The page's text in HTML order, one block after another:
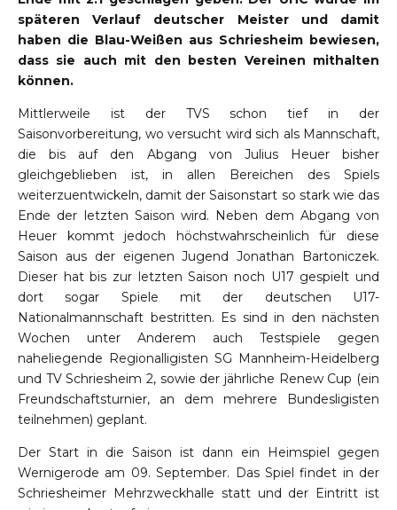
späteren Verlauf deutscher Meister und damit
haben die Blau-Weißen aus Schriesheim bewiesen,
dass sie auch mit den besten Vereinen mithalten
können.
Mittlerweile ist der TVS schon tief in der
Saisonvorbereitung, wo versucht wird sich als Mannschaft,
die bis auf den Abgang von Julius Heuer bisher
gleichgeblieben ist, in allen Bereichen des Spiels
weiterzuentwickeln, damit der Saisonstart so stark wie das
Ende der letzten Saison wird. Neben dem Abgang von
Heuer kommt jedoch höchstwahrscheinlich für diese
Saison aus der eigenen Jugend Jonathan Bartoniczek.
Dieser hat bis zur letzten Saison noch U17 gespielt und
dort sogar Spiele mit der deutschen U17-
Nationalmannschaft bestritten. Es sind in den nächsten
Wochen unter Anderem auch Testspiele gegen
naheliegende Regionalligisten SG Mannheim-Heidelberg
und TV Schriesheim 2, sowie der jährliche Renew Cup (ein
Freundschaftsturnier, an dem mehrere Bundesligisten
teilnehmen) geplant.
Der Start in die Saison ist dann ein Heimspiel gegen
Wernigerode am 09. September. Das Spiel findet in der
Schriesheimer Mehrzweckhalle statt und der Eintritt ist